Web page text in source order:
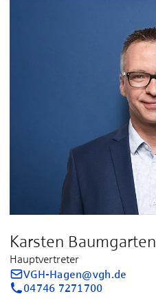
Karsten Baumgarten
Hauptvertreter
VGH-Hagen@vgh.de
04746 7271700